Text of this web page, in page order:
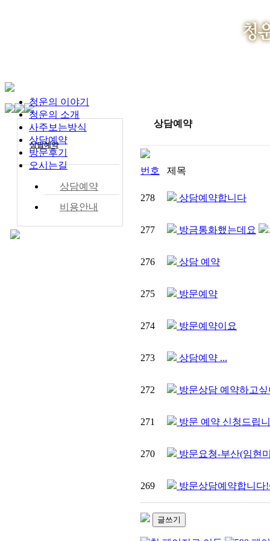
청운의 이야기
청운의 소개
사주보는방식
상담예약
방문후기
오시는길
상담예약
상담예약
비용안내
상담예약
번호 제목
278 상담예약합니다
277 방금통화했는데요
276 상담 예약
275 방문예약
274 방문예약이요
273 상담예약 ...
272 방문상담 예약하고
271 방문 예약 신청드립
270 방문요쳥-부산(임현
269 방문상담예약합니다
글쓰기